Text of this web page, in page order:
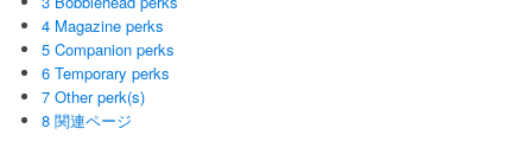
4 Magazine perks
5 Companion perks
6 Temporary perks
7 Other perk(s)
8 関連ページ